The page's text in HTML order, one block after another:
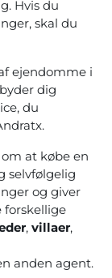
Hvis du
skal du
ejendomme i
dig
du
at købe en
selvfølgelig
og giver
forskellige
, villaer,
anden agent.